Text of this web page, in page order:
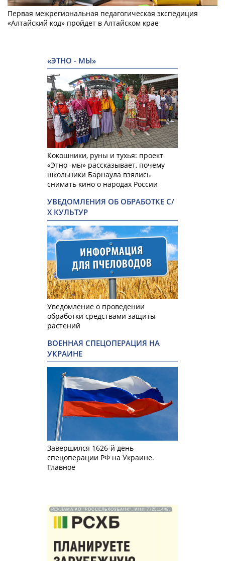
Первая межрегиональная педагогическая экспедиция
«Алтайский код» пройдет в Алтайском крае
«ЭТНО - МЫ»
Кокошники, руны и тухья: проект
«Этно -мы» рассказывает, почему
школьники Барнаула взялись
снимать кино о народах России
УВЕДОМЛЕНИЯ ОБ ОБРАБОТКЕ С/
Х КУЛЬТУР
Уведомление о проведении
обработки средствами защиты
растений
ВОЕННАЯ СПЕЦОПЕРАЦИЯ НА
УКРАИНЕ
Завершился 1626-й день
спецоперации РФ на Украине.
Главное
РЕКЛАМА АО "РОССЕЛЬХОЗБАНК". ИНН 772511448.